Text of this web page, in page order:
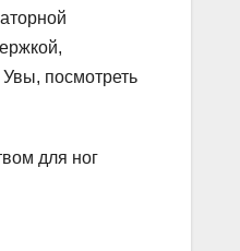
посмотреть
для ног